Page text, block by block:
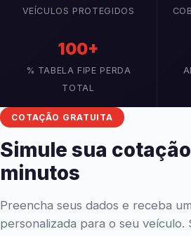
VEÍCULOS PROTEGIDOS
100+
% TABELA FIPE PERDA
TOTAL
COTAÇÃO GRATUITA
Simule sua
minutos
Preencha seus dados e receba
personalizada para o seu veículo.